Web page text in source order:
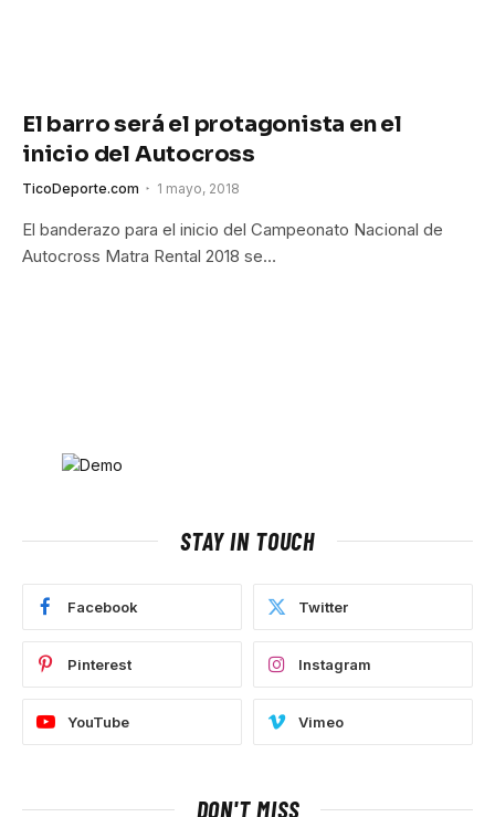
El barro será el protagonista en el
inicio del Autocross
TicoDeporte.com 1 mayo, 2018
El banderazo para el inicio del Campeonato Nacional de
Autocross Matra Rental 2018 se…
STAY IN TOUCH
Facebook Twitter
Pinterest Instagram
YouTube Vimeo
DON'T MISS